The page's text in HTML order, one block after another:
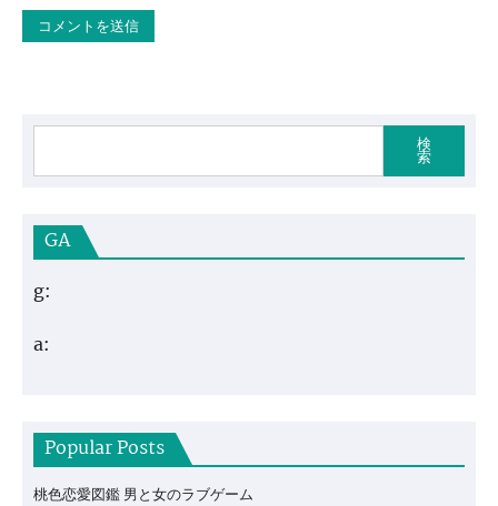
検
索
GA
g:
a:
Popular Posts
桃色恋愛図鑑 男と女のラブゲーム